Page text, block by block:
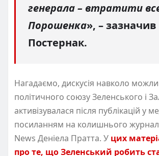
генерала – втратити
Порошенка», – зазначив
Постернак.
Нагадаємо, дискусія навколо
політичного союзу Зеленського і
активізувалася після публікацій у
посиланням на колишнього
News Деніела Пратта. У цих
про те, що Зеленський робить